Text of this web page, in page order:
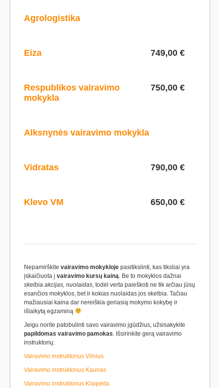
Agrologistika
Eiza 749,00 €
Respublikos vairavimo
mokykla
750,00 €
Alksnynės vairavimo mokykla
Vidratas 790,00 €
Klevo VM 650,00 €
Nepamirškite vairavimo mokykloje pasitikslinti, kas tiksliai yra
įskaičiuota į vairavimo kursų kainą. Be to mokyklos dažnai
skelbia akcijas, nuolaidas, todėl verta paieškoti ne tik arčiau jūsų
esančios mokyklos, bet ir kokias nuolaidas jos skelbia. Tačiau
mažiausiai kaina dar nereiškia geriasią mokymo kokybę ir
išlaikytą egzaminą
Jeigu norite patobulinti savo vairavimo įgūdžius, užsisakykite
papildomas vairavimo pamokas. Išsirinkite gerą vairavimo
instruktorių:
Vairavimo instruktorius Vilnius
Vairavimo instruktorius Kaunas
Vairavimo instruktorius Klaipėda